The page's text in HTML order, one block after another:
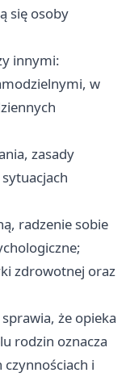
się osoby
innymi:
w
zasady
radzenie sobie
zdrowotnej oraz
że opieka
rodzin oznacza
i